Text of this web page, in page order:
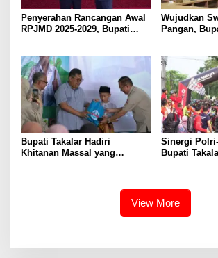
Penyerahan Rancangan Awal
RPJMD 2025-2029, Bupati
Muwujudkan Kesejahteraan
Masyarakat
Wujudkan
Pangan,
Lahan dan
Bupati Takalar Hadiri
Khitanan Massal yang
Sinergi
Bupati
View More